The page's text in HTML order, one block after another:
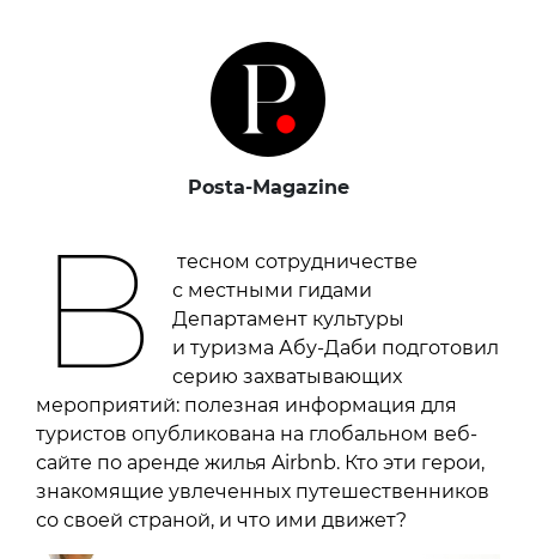
Posta-Magazine
В
тесном сотрудничестве
с местными гидами
Департамент культуры
и туризма Абу-Даби подготовил
серию захватывающих
мероприятий: полезная информация для
туристов опубликована на глобальном веб-
сайте по аренде жилья Airbnb. Кто эти герои,
знакомящие увлеченных путешественников
со своей страной, и что ими движет?